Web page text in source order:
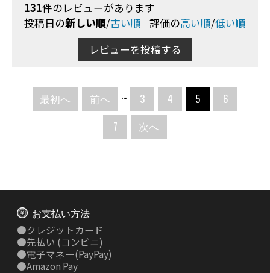
131件のレビューがあります
投稿日の新しい順/古い順 評価の高い順/低い順
レビューを投稿する
最初へ 前へ ... 3 4 5
6
7
次へ
お支払い方法
●クレジットカード
●先払い (コンビニ)
●電子マネー(PayPay)
●Amazon Pay